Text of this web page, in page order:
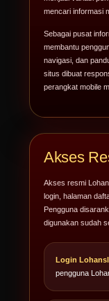
mencari informasi
Sebagai pusat
membantu
navigasi, dan
situs dibuat
perangkat mobile
Akses
Akses resmi
login, halaman
Pengguna
digunakan sudah
Login
pengguna